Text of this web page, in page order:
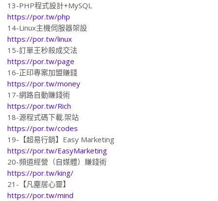
13-PHP程式設計+MySQL
https://por.tw/php
14-Linux主機伺服器架設
https://por.tw/linux
15-訂單王秒殺成交法
https://por.tw/page
16-正印專案加盟賺錢
https://por.tw/money
17-網路自動賺錢術
https://por.tw/Rich
18-源程式碼下載.架站
https://por.tw/codes
19-【超易行銷】Easy Marketing
https://por.tw/EasyMarketing
20-頻道經營（自媒體）賺錢術
https://por.tw/king/
21-【凡塵居心靈】
https://por.tw/mind